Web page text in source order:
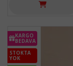
KARGO
BEDAVA
STOKTA
YOK